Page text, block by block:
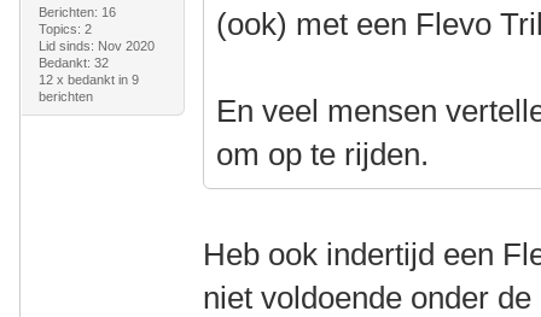
Berichten: 16
Topics: 2
Lid sinds: Nov 2020
Bedankt: 32
12 x bedankt in 9
berichten
(ook) met een Flevo
En veel mensen
om op te rijden.
Heb ook indertijd een
niet voldoende onder